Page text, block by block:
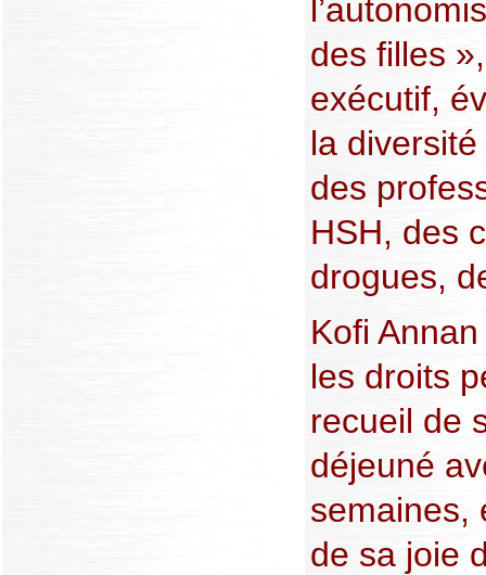
des filles
exécutif,
la
des
HSH, des
drogues,
Kofi
les droits
recueil de
déjeuné
semaines,
de sa joie